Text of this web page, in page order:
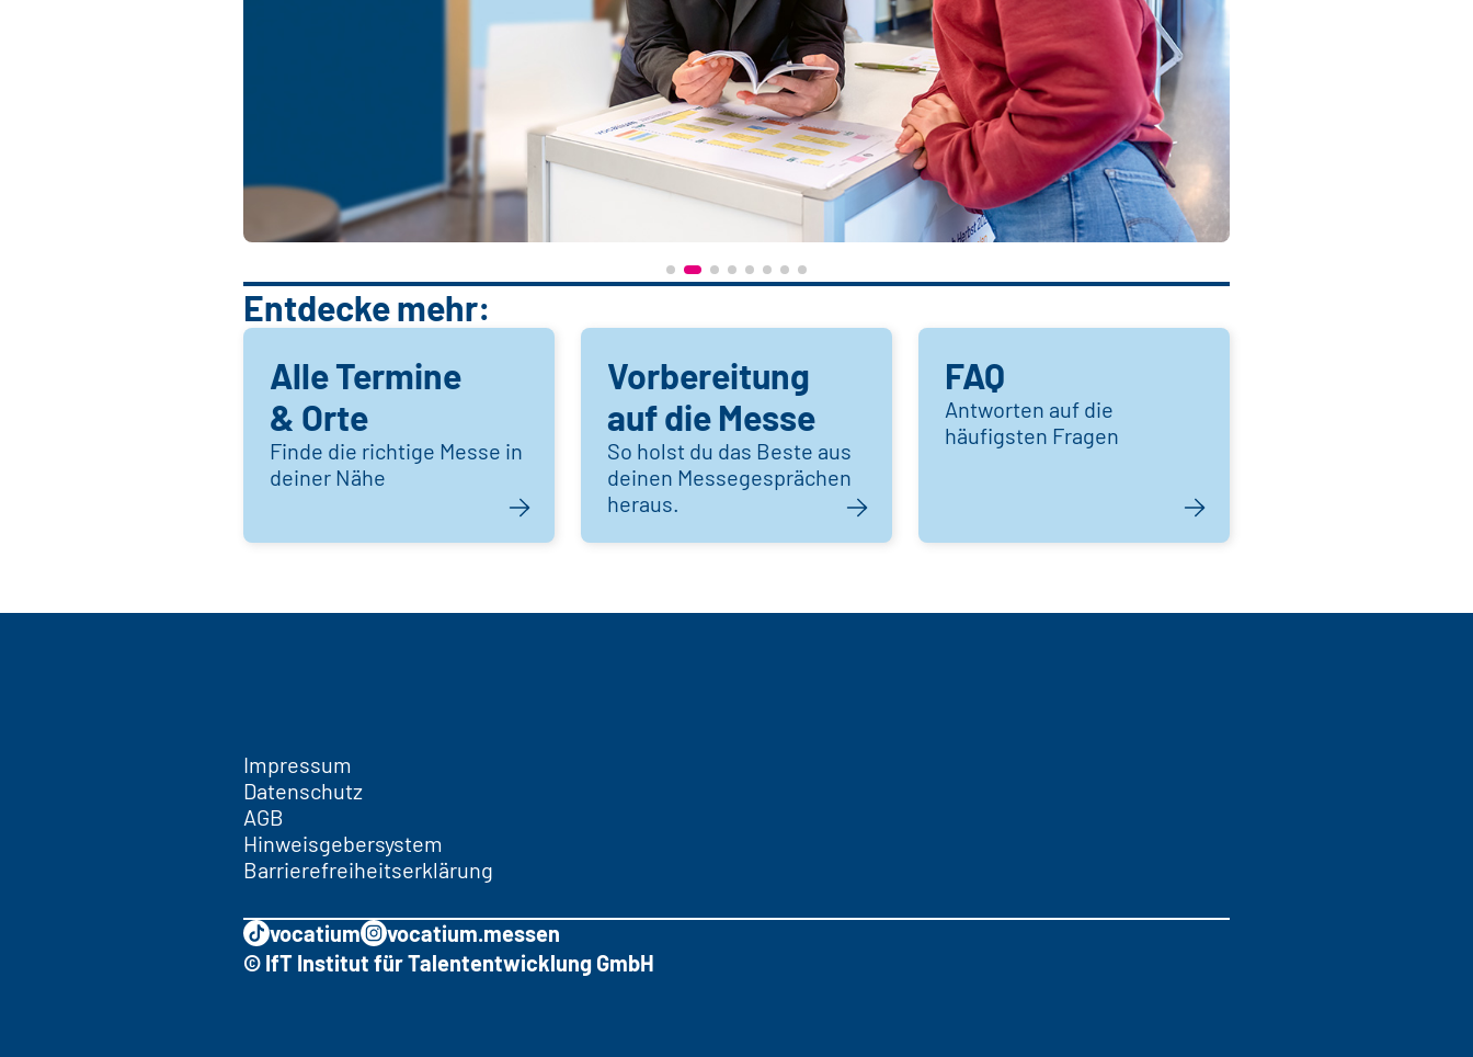
Entdecke mehr:
Alle Termine
& Orte
Finde die richtige Messe in
deiner Nähe
Vorbereitung
auf die Messe
So holst du das Beste aus
deinen Messegesprächen
heraus.
FAQ
Antworten auf die
häufigsten Fragen
Impressum
Datenschutz
AGB
Hinweisgebersystem
Barrierefreiheitserklärung
vocatium
vocatium.messen
© IfT Institut für Talententwicklung GmbH